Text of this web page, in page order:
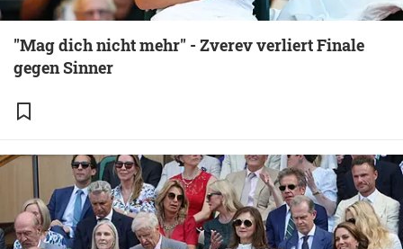
"Mag dich nicht mehr" - Zverev verliert Finale
gegen Sinner